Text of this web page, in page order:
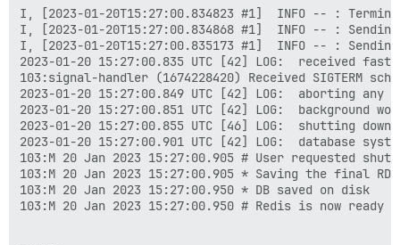
I, [2023-01-20T15:27:00.834823 #1]  INFO -- :
I, [2023-01-20T15:27:00.834868 #1]  INFO -- :
I, [2023-01-20T15:27:00.835173 #1]  INFO -- :
2023-01-20 15:27:00.835 UTC [42] LOG:  received fast
103:signal-handler (1674228420) Received SIGTERM
2023-01-20 15:27:00.849 UTC [42] LOG:  aborting
2023-01-20 15:27:00.851 UTC [42] LOG:
2023-01-20 15:27:00.855 UTC [46] LOG:  shutting down
2023-01-20 15:27:00.901 UTC [42] LOG:  database
103:M 20 Jan 2023 15:27:00.905 # User requested
103:M 20 Jan 2023 15:27:00.905 * Saving the final
103:M 20 Jan 2023 15:27:00.950 * DB saved on disk
103:M 20 Jan 2023 15:27:00.950 # Redis is now